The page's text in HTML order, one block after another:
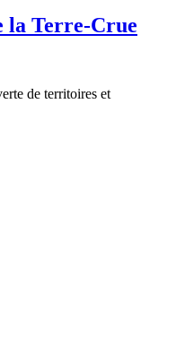
la Terre-Crue
de territoires et